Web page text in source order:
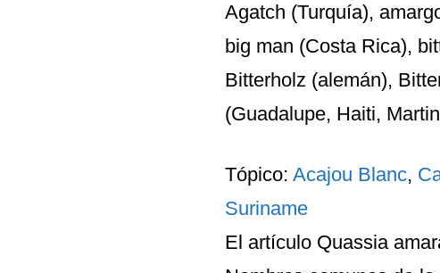
Agatch (Turquía),
big man (Costa Rica),
Bitterholz (alemán),
(Guadalupe, Haiti,
Tópico: Acajou Blanc,
Suriname
El artículo Quassia